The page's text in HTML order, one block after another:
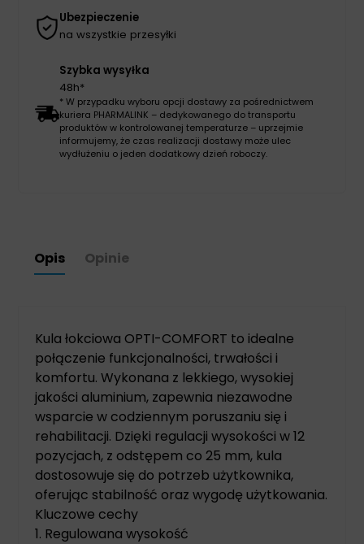
Ubezpieczenie
na wszystkie przesyłki
Szybka wysyłka
48h*
* W przypadku wyboru opcji dostawy za pośrednictwem
kuriera PHARMALINK – dedykowanego do transportu
produktów w kontrolowanej temperaturze – uprzejmie
informujemy, że czas realizacji dostawy może ulec
wydłużeniu o jeden dodatkowy dzień roboczy.
Opis Opinie
Kula łokciowa OPTI-COMFORT to idealne
połączenie funkcjonalności, trwałości i
komfortu. Wykonana z lekkiego, wysokiej
jakości aluminium, zapewnia niezawodne
wsparcie w codziennym poruszaniu się i
rehabilitacji. Dzięki regulacji wysokości w 12
pozycjach, z odstępem co 25 mm, kula
dostosowuje się do potrzeb użytkownika,
oferując stabilność oraz wygodę użytkowania.
Kluczowe cechy
1. Regulowana wysokość